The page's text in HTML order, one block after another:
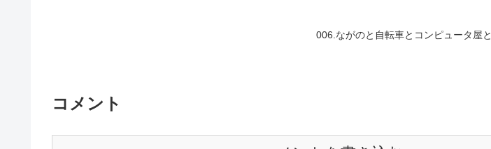
006.ながのと自転車とコンピュータ屋と
コメント